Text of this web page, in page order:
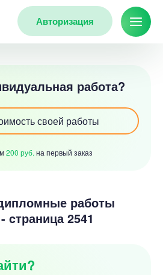
Авторизация
работа?
своей работы
200 руб. на первый заказ
работы
cтраница 2541